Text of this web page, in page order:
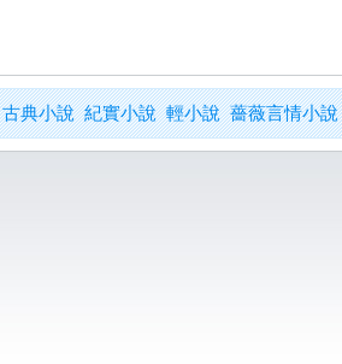
古典小說 紀實小說 輕小說 薔薇言情小說